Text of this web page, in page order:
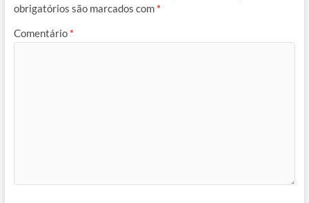
obrigatórios são marcados com *
Comentário *